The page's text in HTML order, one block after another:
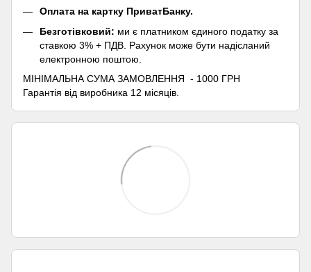
Оплата на картку ПриватБанку.
Безготівковий: ми є платником єдиного податку за
ставкою 3% + ПДВ. Рахунок може бути надісланий
електронною поштою.
МІНІМАЛЬНА СУМА ЗАМОВЛЕННЯ - 1000 ГРН
Гарантія від виробника 12 місяців.